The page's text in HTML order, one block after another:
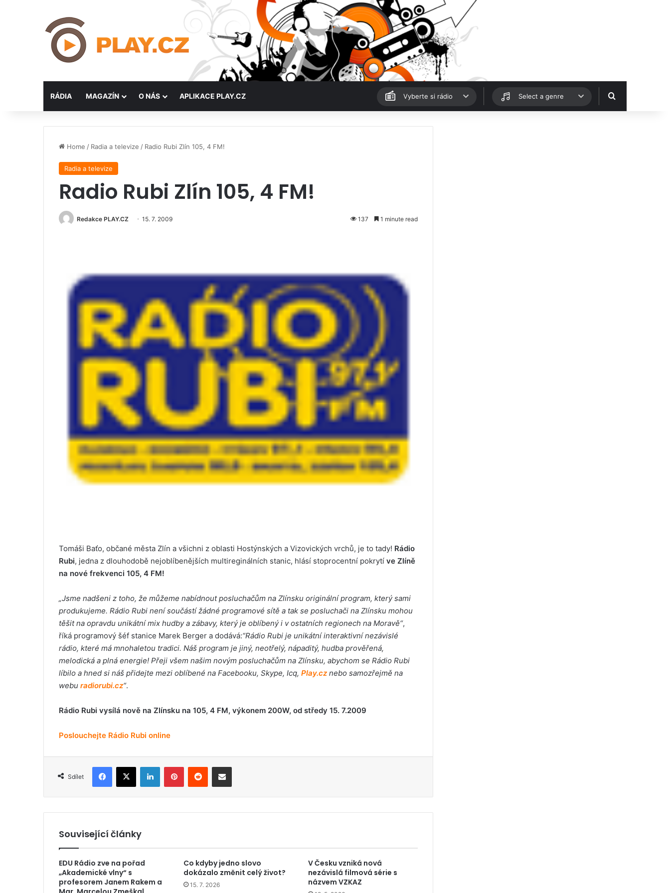
RÁDIA MAGAZÍN O NÁS APLIKACE PLAY.CZ Vyberte si rádio Select a genre Hledat
Home / Radia a televize / Radio Rubi Zlín 105, 4 FM!
Radia a televize
Radio Rubi Zlín 105, 4 FM!
Redakce PLAY.CZ 15. 7. 2009 137 1 minute read
Tomáši Baťo, občané města Zlín a všichni z oblasti Hostýnských a Vizovických vrchů, je to tady! Rádio
Rubi, jedna z dlouhodobě nejoblíbenějších multireginálních stanic, hlásí stoprocentní pokrytí ve Zlíně
na nové frekvenci 105, 4 FM!
„Jsme nadšeni z toho, že můžeme nabídnout posluchačům na Zlínsku originální program, který sami
produkujeme. Rádio Rubi není součástí žádné programové sítě a tak se posluchači na Zlínsku mohou
těšit na opravdu unikátní mix hudby a zábavy, který je oblíbený i v ostatních regionech na Moravě“,
říká programový šéf stanice Marek Berger a dodává:“Rádio Rubi je unikátní interaktivní nezávislé
rádio, které má mnohaletou tradici. Náš program je jiný, neotřelý, nápaditý, hudba prověřená,
melodická a plná energie! Přeji všem našim novým posluchačům na Zlínsku, abychom se Rádio Rubi
líbilo a hned si náš přidejte mezi oblíbené na Facebooku, Skype, Icq, Play.cz nebo samozřejmě na
webu radiorubi.cz“.
Rádio Rubi vysílá nově na Zlínsku na 105, 4 FM, výkonem 200W, od středy 15. 7.2009
Poslouchejte Rádio Rubi online
Sdílet
Související články
EDU Rádio zve na pořad
„Akademické vlny“ s
profesorem Janem Rakem a
Co kdyby jedno slovo
dokázalo změnit celý život?
15. 7. 2026
V Česku vzniká nová
nezávislá filmová série s
názvem VZKAZ